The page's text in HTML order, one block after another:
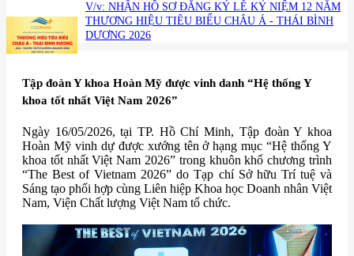
V/v: NHẬN HỒ SƠ ĐĂNG KÝ LỄ KỶ NIỆM 12 NĂM
THƯƠNG HIỆU TIÊU BIỂU CHÂU Á - THÁI BÌNH
DƯƠNG 2026
​Tập đoàn Y khoa Hoàn Mỹ được vinh danh “Hệ thống Y
khoa tốt nhất Việt Nam 2026”
Ngày 16/05/2026, tại TP. Hồ Chí Minh, Tập đoàn Y khoa
Hoàn Mỹ vinh dự được xướng tên ở hạng mục “Hệ thống Y
khoa tốt nhất Việt Nam 2026” trong khuôn khổ chương trình
“The Best of Vietnam 2026” do Tạp chí Sở hữu Trí tuệ và
Sáng tạo phối hợp cùng Liên hiệp Khoa học Doanh nhân Việt
Nam, Viện Chất lượng Việt Nam tổ chức.